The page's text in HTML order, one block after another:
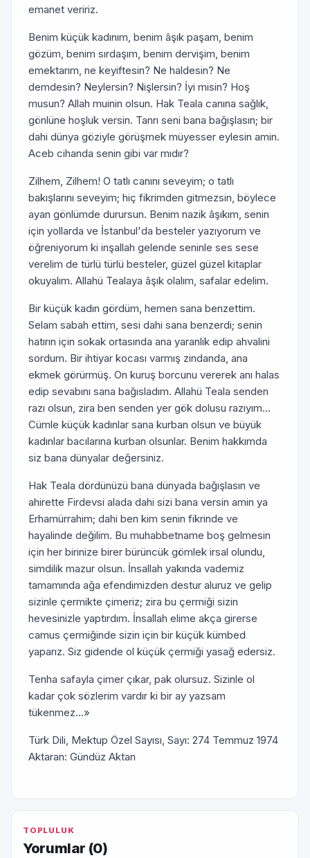
emanet veririz.
Benim küçük kadınım, benim âşık paşam, benim
gözüm, benim sırdaşım, benim dervişim, benim
emektarım, ne keyiftesin? Ne haldesin? Ne
demdesin? Neylersin? Nişlersin? İyi misin? Hoş
musun? Allah muinin olsun. Hak Teala canına sağlık,
gönlüne hoşluk versin. Tanrı seni bana bağışlasın; bir
dahi dünya göziyle görüşmek müyesser eylesin amin.
Aceb cihanda senin gibi var mıdır?
Zilhem, Zilhem! O tatlı canını seveyim; o tatlı
bakışlarını seveyim; hiç fikrimden gitmezsin, böylece
ayan gönlümde durursun. Benim nazik âşıkım, senin
için yollarda ve İstanbul'da besteler yazıyorum ve
öğreniyorum ki inşallah gelende seninle ses sese
verelim de türlü türlü besteler, güzel güzel kitaplar
okuyalım. Allahü Tealaya âşık olalım, safalar edelim.
Bir küçük kadın gördüm, hemen sana benzettim.
Selam sabah ettim, sesi dahi sana benzerdi; senin
hatırın için sokak ortasında ana yaranlik edip ahvalini
sordum. Bir ihtiyar kocası varmış zindanda, ana
ekmek görürmüş. On kuruş borcunu vererek anı halas
edip sevabını sana bağısladım. Allahü Teala senden
razı olsun, zira ben senden yer gök dolusu razıyım...
Cümle küçük kadınlar sana kurban olsun ve büyük
kadınlar bacılarına kurban olsunlar. Benim hakkımda
siz bana dünyalar değersiniz.
Hak Teala dördünüzü bana dünyada bağışlasın ve
ahirette Firdevsi alada dahi sizi bana versin amin ya
Erhamürrahim; dahi ben kim senin fikrinde ve
hayalinde değilim. Bu muhabbetname boş gelmesin
için her birinize birer bürüncük gömlek irsal olundu,
simdilik mazur olsun. İnsallah yakında vademiz
tamamında ağa efendimizden destur aluruz ve gelip
sizinle çermikte çimeriz; zira bu çermiği sizin
hevesinizle yaptırdım. İnsallah elime akça girerse
camus çermiğinde sizin için bir küçük kümbed
yaparız. Siz gidende ol küçük çermiği yasağ edersiz.
Tenha safayla çimer çıkar, pak olursuz. Sizinle ol
kadar çok sözlerim vardır ki bir ay yazsam
tükenmez...»
Türk Dili, Mektup Özel Sayısı, Sayı: 274 Temmuz 1974
Aktaran: Gündüz Aktan
TOPLULUK
Yorumlar (0)